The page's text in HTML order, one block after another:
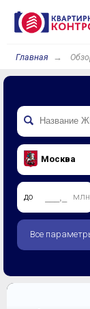
Главная
Москва
до млн.
Все